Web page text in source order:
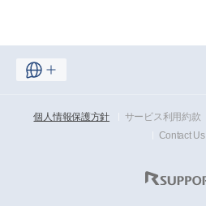
個人情報保護方針 サービス利用約款
Contact Us